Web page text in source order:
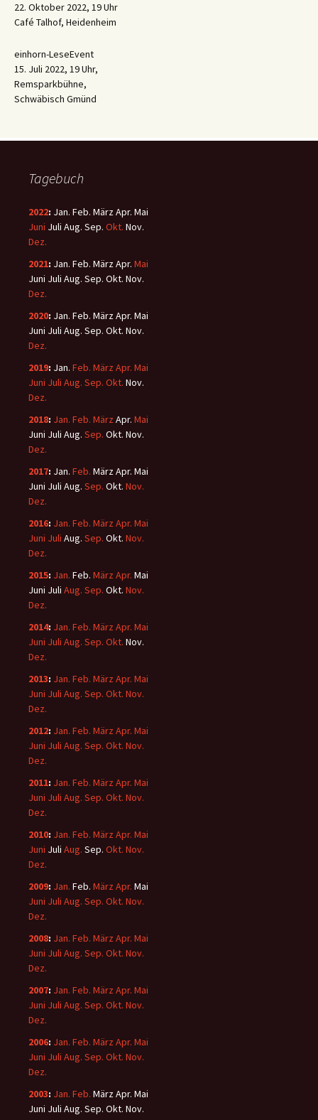
22. Oktober 2022, 19 Uhr
Café Talhof, Heidenheim
einhorn-LeseEvent
15. Juli 2022, 19 Uhr,
Remsparkbühne,
Schwäbisch Gmünd
Tagebuch
2022: Jan. Feb. MärzApr. Mai
Juni Juli Aug. Sep. Okt. Nov.
Dez.
2021: Jan. Feb. MärzApr. Mai
Juni Juli Aug. Sep. Okt. Nov.
Dez.
2020: Jan. Feb. MärzApr. Mai
Juni Juli Aug. Sep. Okt. Nov.
Dez.
2019: Jan. Feb. März Apr. Mai
Juni Juli Aug. Sep. Okt. Nov.
Dez.
2018: Jan. Feb. März Apr. Mai
Juni Juli Aug. Sep. Okt. Nov.
Dez.
2017: Jan. Feb. MärzApr. Mai
Juni Juli Aug. Sep. Okt. Nov.
Dez.
2016: Jan. Feb. März Apr. Mai
Juni Juli Aug. Sep. Okt. Nov.
Dez.
2015: Jan. Feb. März Apr. Mai
Juni Juli Aug. Sep. Okt. Nov.
Dez.
2014: Jan. Feb. März Apr. Mai
Juni Juli Aug. Sep. Okt. Nov.
Dez.
2013: Jan. Feb. März Apr. Mai
Juni Juli Aug. Sep. Okt. Nov.
Dez.
2012: Jan. Feb. März Apr. Mai
Juni Juli Aug. Sep. Okt. Nov.
Dez.
2011: Jan. Feb. März Apr. Mai
Juni Juli Aug. Sep. Okt. Nov.
Dez.
2010: Jan. Feb. März Apr. Mai
Juni Juli Aug. Sep. Okt. Nov.
Dez.
2009: Jan. Feb. März Apr. Mai
Juni Juli Aug. Sep. Okt. Nov.
Dez.
2008: Jan. Feb. März Apr. Mai
Juni Juli Aug. Sep. Okt. Nov.
Dez.
2007: Jan. Feb. März Apr. Mai
Juni Juli Aug. Sep. Okt. Nov.
Dez.
2006: Jan. Feb. März Apr. Mai
Juni Juli Aug. Sep. Okt. Nov.
Dez.
2003: Jan. Feb. MärzApr. Mai
Juni Juli Aug. Sep. Okt. Nov.